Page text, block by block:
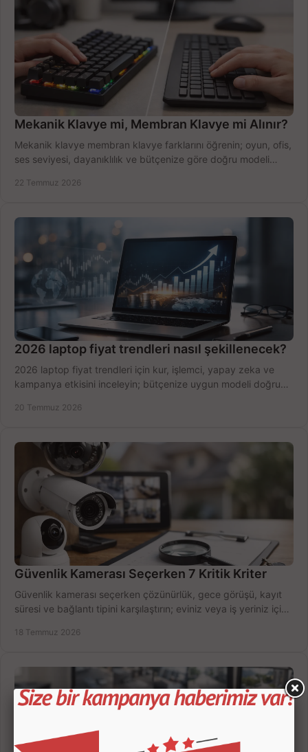
Mekanik Klavye mi, Membran Klavye mi Alınır?
Mekanik klavye membran klavye farklarını öğrenin; oyun, ofis,
ses seviyesi, dayanıklılık ve bütçenize göre doğru modeli
22 Temmuz 2026
2026 laptop fiyat trendleri nasıl şekillenecek?
2026 laptop fiyat trendleri için kur, işlemci, yapay zeka ve
kampanya etkisini inceleyin; bütçenize uygun modeli doğru
20 Temmuz 2026
Güvenlik Kamerası Seçerken 7 Kritik Kriter
Güvenlik kamerası seçerken çözünürlük, gece görüşü, kayıt
süresi ve bağlantı tipini karşılaştırın; eviniz veya iş yeriniz için
18 Temmuz 2026